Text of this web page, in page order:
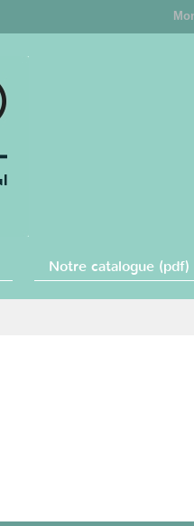
Notre catalogue (pdf)